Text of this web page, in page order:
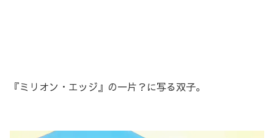
『ミリオン・エッジ』の一片？に写る双子。